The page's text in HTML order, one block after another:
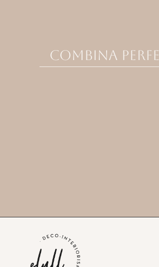
Combina